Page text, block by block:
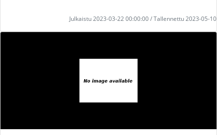
Julkaistu 2023-03-22 00:00:00 / Tallennettu 2023-05-10